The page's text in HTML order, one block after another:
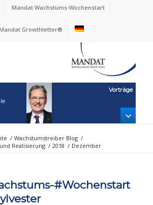
Mandat Wachstums-Wochenstart
Growthletter®
Vorträge
/ Wachstumstreiber Blog /
Realisierung / 2018 / Dezember
#Wochenstart